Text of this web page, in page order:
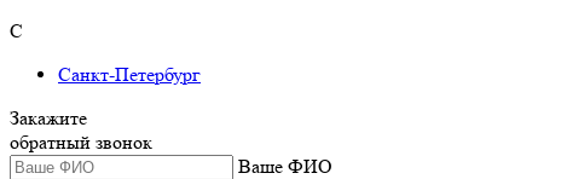
С
Санкт-Петербург
Закажите
обратный звонок
Ваше ФИО